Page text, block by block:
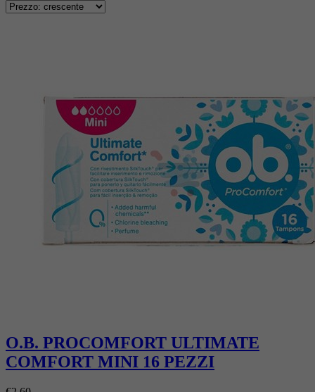
O.B. PROCOMFORT ULTIMATE
COMFORT MINI 16 PEZZI